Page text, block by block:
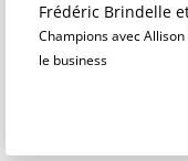
Frédéric Brindelle
Champions avec
le business